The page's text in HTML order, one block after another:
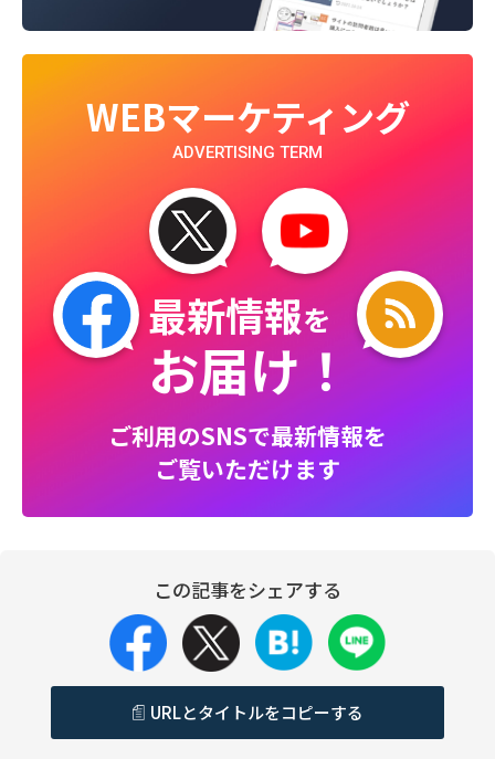
WEBマーケティング
ADVERTISING TERM
最新情報を
お届け！
ご利用のSNSで最新情報を
ご覧いただけます
この記事をシェアする
URLとタイトルをコピーする